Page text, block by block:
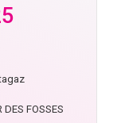
DES FOSSES